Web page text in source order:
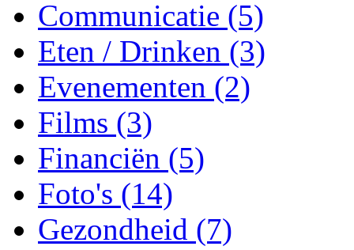
Communicatie (5)
Eten / Drinken (3)
Evenementen (2)
Films (3)
Financiën (5)
Foto's (14)
Gezondheid (7)